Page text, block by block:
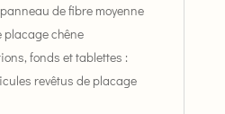
de fibre moyenne
placage chêne
fonds et tablettes :
revêtus de placage